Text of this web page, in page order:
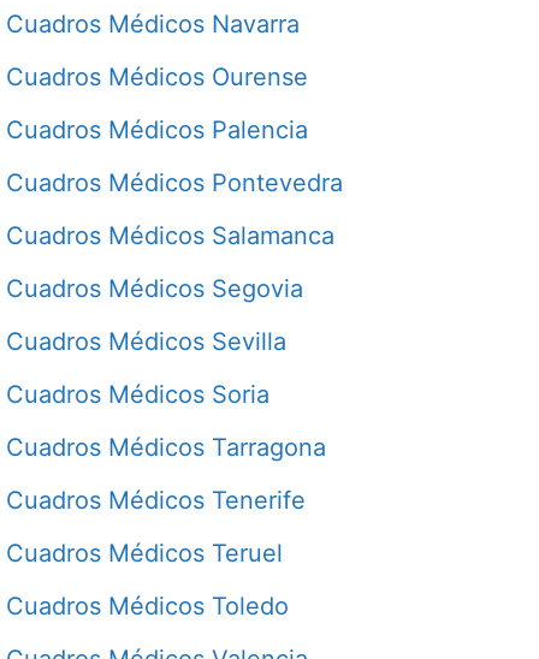
Cuadros Médicos Navarra
Cuadros Médicos Ourense
Cuadros Médicos Palencia
Cuadros Médicos Pontevedra
Cuadros Médicos Salamanca
Cuadros Médicos Segovia
Cuadros Médicos Sevilla
Cuadros Médicos Soria
Cuadros Médicos Tarragona
Cuadros Médicos Tenerife
Cuadros Médicos Teruel
Cuadros Médicos Toledo